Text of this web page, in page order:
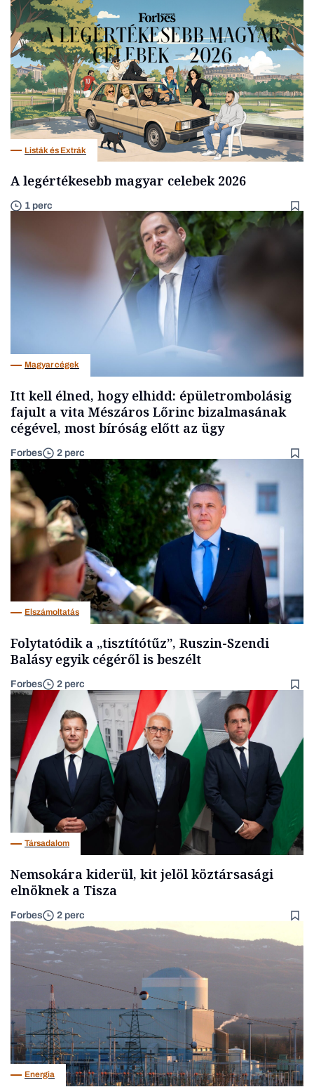
Listák és Extrák
A legértékesebb magyar celebek 2026
1 perc
Magyar cégek
Itt kell élned, hogy elhidd: épületrombolásig
fajult a vita Mészáros Lőrinc bizalmasának
cégével, most bíróság előtt az ügy
Forbes 2 perc
Elszámoltatás
Folytatódik a „tisztítótűz”, Ruszin-Szendi
Balásy egyik cégéről is beszélt
Forbes 2 perc
Társadalom
Nemsokára kiderül, kit jelöl köztársasági
elnöknek a Tisza
Forbes 2 perc
Energia